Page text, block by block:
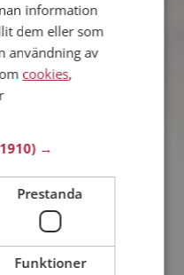
Ta chansen att se vilka
du är intressant.
i Västra Götalands län
får du reda
detaljer om alla
information
dem eller som
användning av
cookies,
→
Prestanda
Funktioner